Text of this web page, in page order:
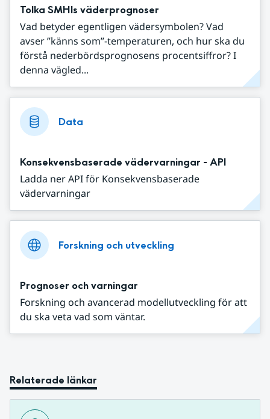
Tolka SMHIs väderprognoser
Vad betyder egentligen vädersymbolen? Vad
avser ”känns som”-temperaturen, och hur ska du
förstå nederbördsprognosens procentsiffror? I
denna vägled...
Data
Konsekvensbaserade vädervarningar - API
Ladda ner API för Konsekvensbaserade
vädervarningar
Forskning och utveckling
Prognoser och varningar
Forskning och avancerad modellutveckling för att
du ska veta vad som väntar.
Relaterade länkar